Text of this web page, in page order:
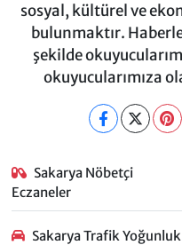
sosyal, kültürel ve
bulunmaktır.
şekilde
okuyucularımıza
Sakarya Nöbetçi
Eczaneler
Sakarya Trafik Yoğunluk